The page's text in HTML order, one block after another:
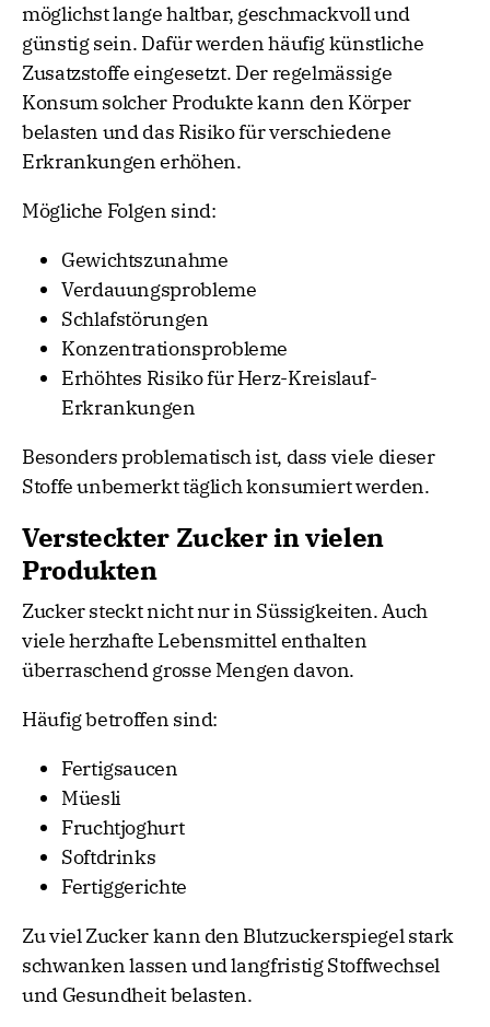
möglichst lange haltbar, geschmackvoll und
günstig sein. Dafür werden häufig künstliche
Zusatzstoffe eingesetzt. Der regelmässige
Konsum solcher Produkte kann den Körper
belasten und das Risiko für verschiedene
Erkrankungen erhöhen.
Mögliche Folgen sind:
Gewichtszunahme
Verdauungsprobleme
Schlafstörungen
Konzentrationsprobleme
Erhöhtes Risiko für Herz-Kreislauf-
Erkrankungen
Besonders problematisch ist, dass viele dieser
Stoffe unbemerkt täglich konsumiert werden.
Versteckter Zucker in vielen
Produkten
Zucker steckt nicht nur in Süssigkeiten. Auch
viele herzhafte Lebensmittel enthalten
überraschend grosse Mengen davon.
Häufig betroffen sind:
Fertigsaucen
Müesli
Fruchtjoghurt
Softdrinks
Fertiggerichte
Zu viel Zucker kann den Blutzuckerspiegel stark
schwanken lassen und langfristig Stoffwechsel
und Gesundheit belasten.